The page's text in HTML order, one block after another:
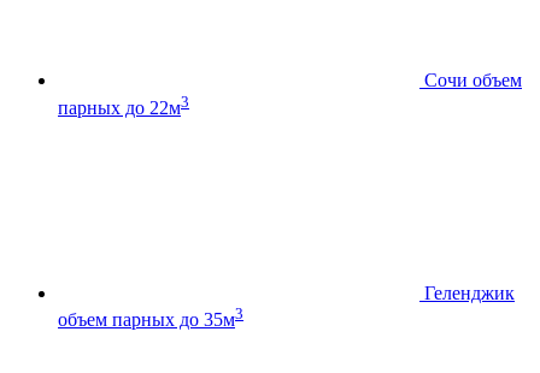
Сочи объем
парных до 22м3
Геленджик
объем парных до 35м3